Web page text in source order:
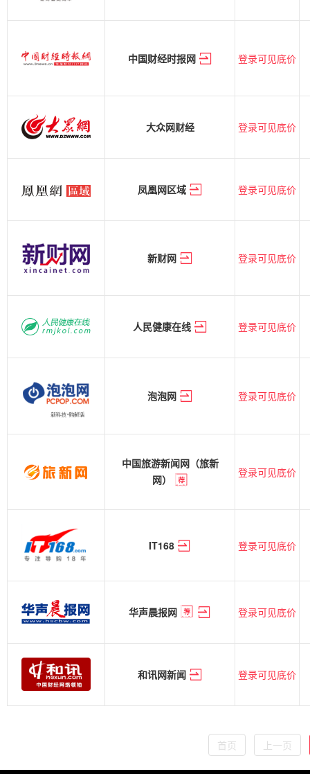
中国财经时报网 登录可见底价
大众网财经 登录可见底价
凤凰网区域 登录可见底价
新财网 登录可见底价
人民健康在线 登录可见底价
泡泡网 登录可见底价
中国旅游新闻网（旅新
网）
登录可见底价
IT168 登录可见底价
华声晨报网 登录可见底价
和讯网新闻 登录可见底价
首页 上一页